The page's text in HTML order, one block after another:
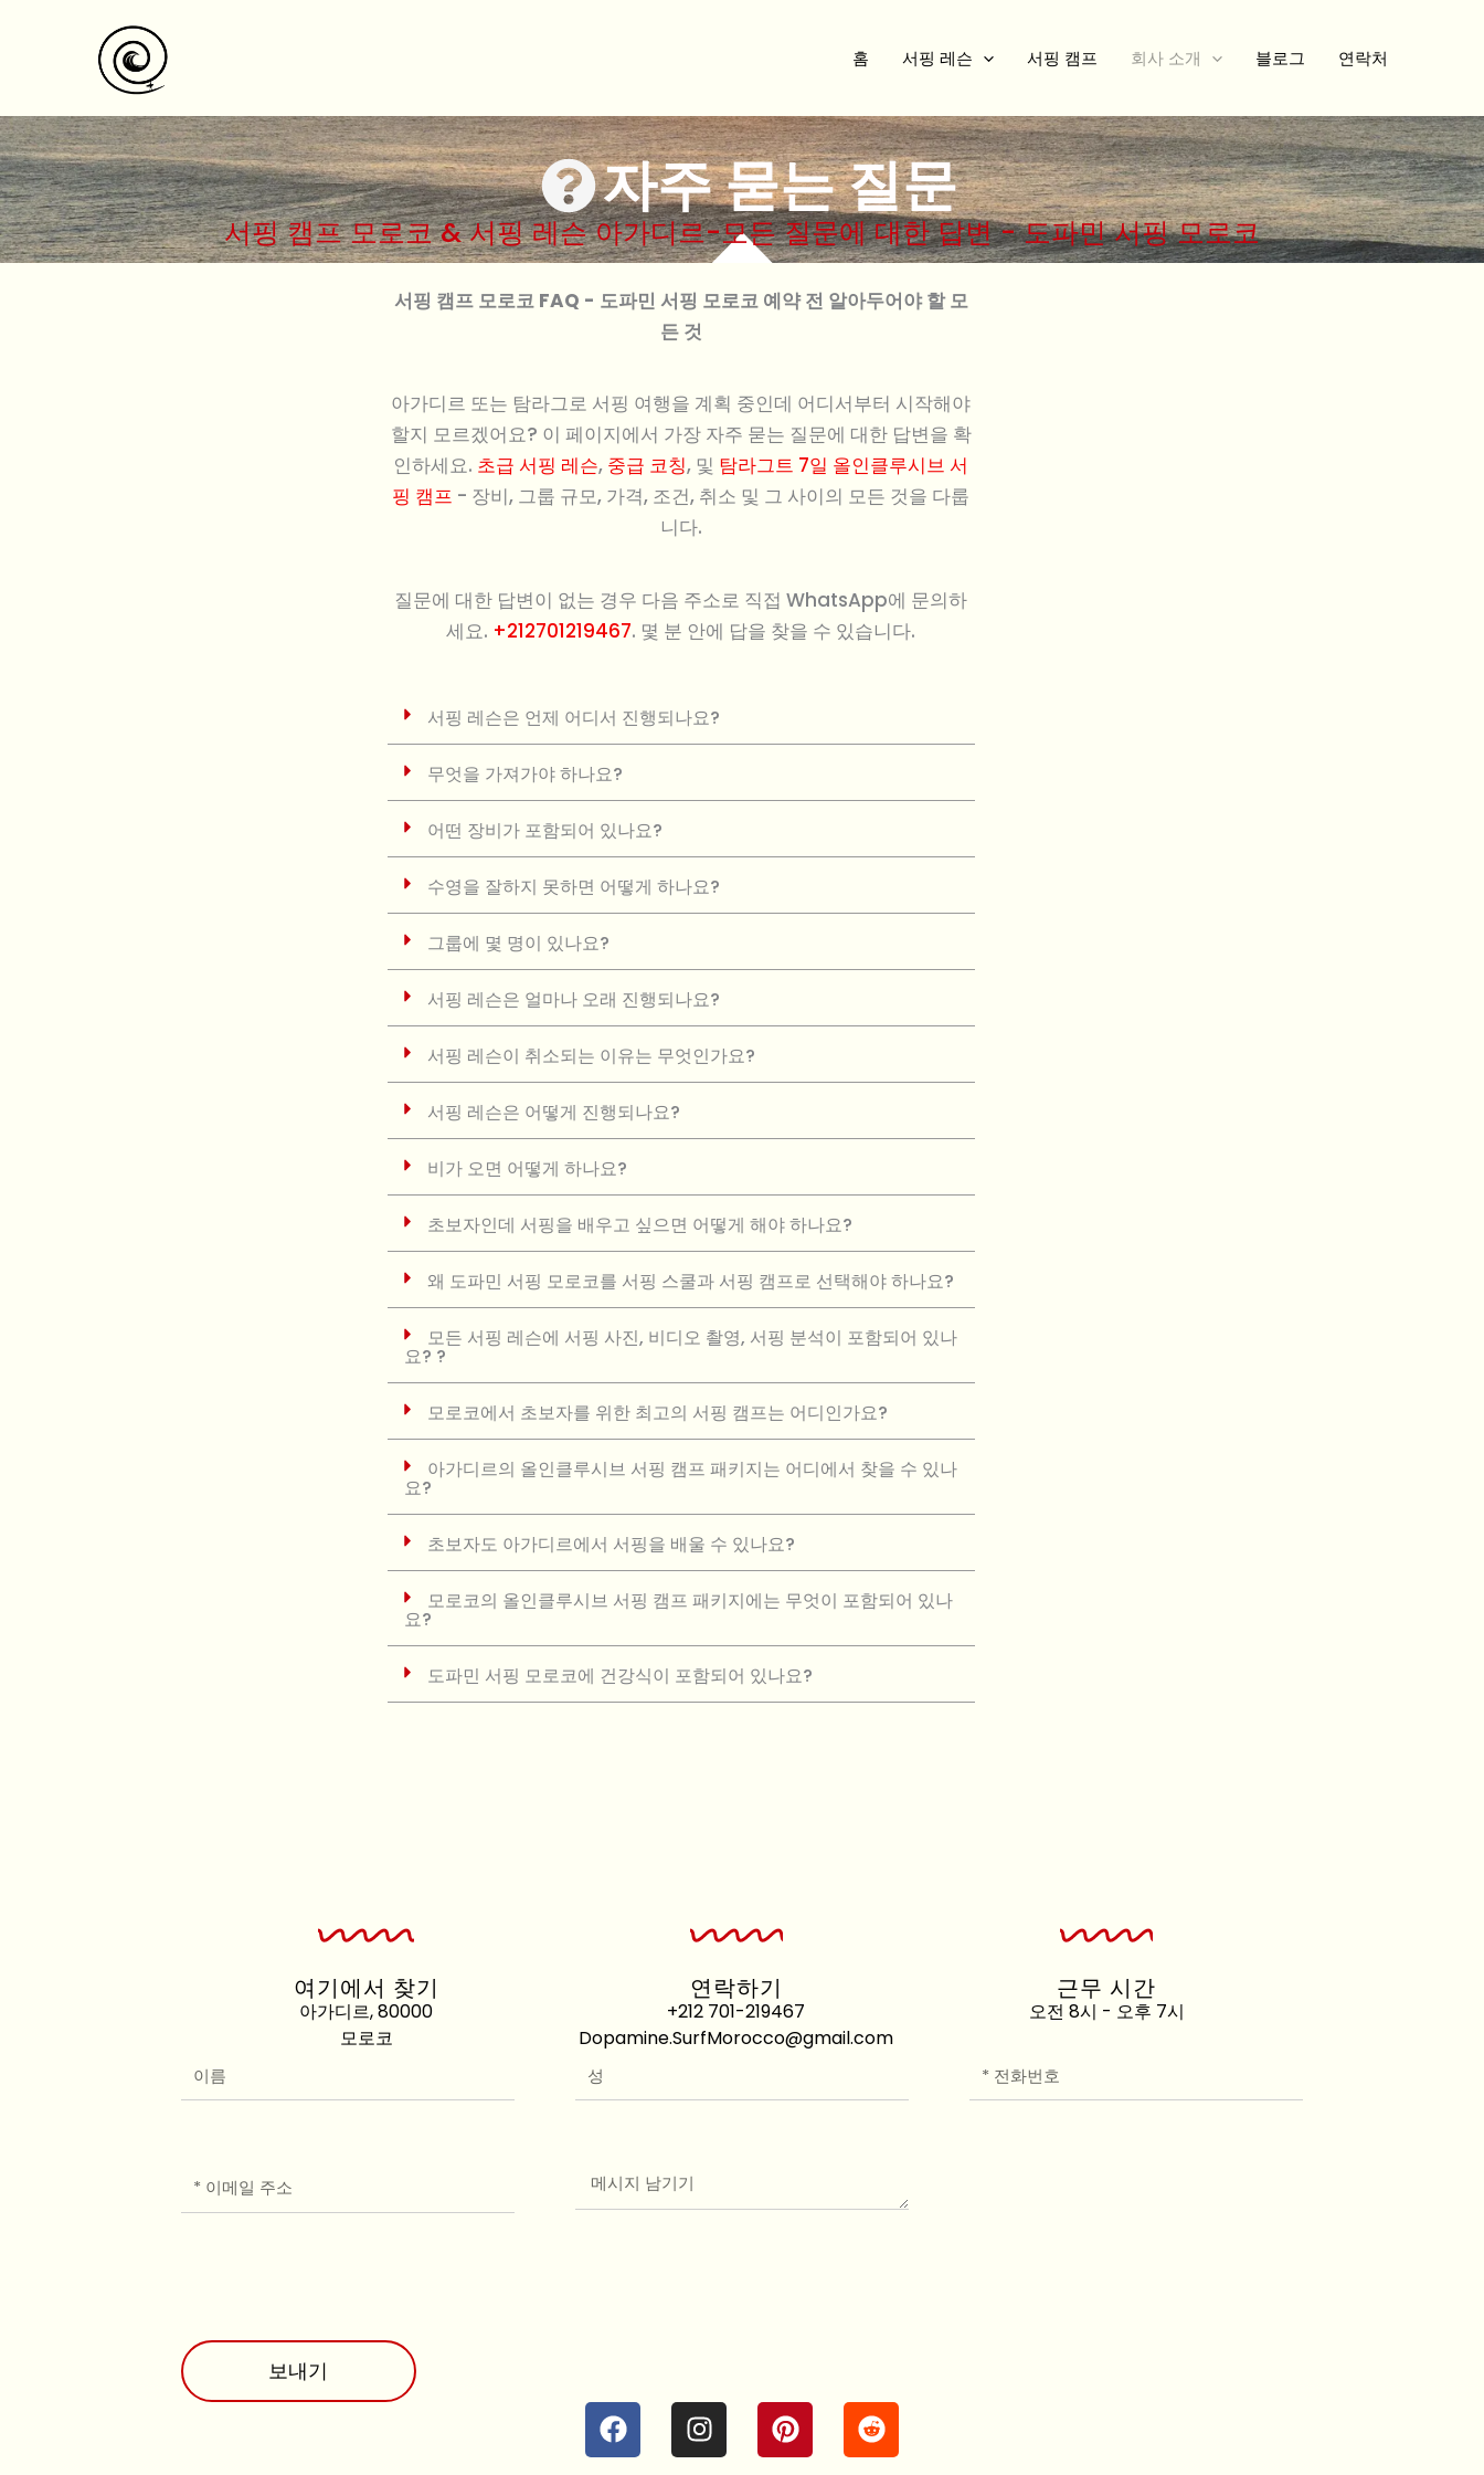
건
너
뛰
기
홈 서핑 레슨 서핑 캠프 회사 소개 블로그 연락처
자주 묻는 질문
서핑 캠프 모로코 & 서핑 레슨 아가디르-모든 질문에 대한 답변 - 도파민 서핑 모로코
서핑 캠프 모로코 FAQ - 도파민 서핑 모로코 예약 전 알아두어야 할 모
든 것
아가디르 또는 탐라그로 서핑 여행을 계획 중인데 어디서부터 시작해야
할지 모르겠어요? 이 페이지에서 가장 자주 묻는 질문에 대한 답변을 확
인하세요. 초급 서핑 레슨, 중급 코칭, 및 탐라그트 7일 올인클루시브 서
핑 캠프 - 장비, 그룹 규모, 가격, 조건, 취소 및 그 사이의 모든 것을 다룹
니다.
질문에 대한 답변이 없는 경우 다음 주소로 직접 WhatsApp에 문의하
세요. +212701219467. 몇 분 안에 답을 찾을 수 있습니다.
서핑 레슨은 언제 어디서 진행되나요?
무엇을 가져가야 하나요?
어떤 장비가 포함되어 있나요?
수영을 잘하지 못하면 어떻게 하나요?
그룹에 몇 명이 있나요?
서핑 레슨은 얼마나 오래 진행되나요?
서핑 레슨이 취소되는 이유는 무엇인가요?
서핑 레슨은 어떻게 진행되나요?
비가 오면 어떻게 하나요?
초보자인데 서핑을 배우고 싶으면 어떻게 해야 하나요?
왜 도파민 서핑 모로코를 서핑 스쿨과 서핑 캠프로 선택해야 하나요?
모든 서핑 레슨에 서핑 사진, 비디오 촬영, 서핑 분석이 포함되어 있나
요? ?
모로코에서 초보자를 위한 최고의 서핑 캠프는 어디인가요?
아가디르의 올인클루시브 서핑 캠프 패키지는 어디에서 찾을 수 있나
요?
초보자도 아가디르에서 서핑을 배울 수 있나요?
모로코의 올인클루시브 서핑 캠프 패키지에는 무엇이 포함되어 있나
요?
도파민 서핑 모로코에 건강식이 포함되어 있나요?
여기에서 찾기
아가디르, 80000
모로코
연락하기
+212 701-219467
Dopamine.SurfMorocco@gmail.com
근무 시간
오전 8시 - 오후 7시
이
름
성
전
화
이
메
메
시
보내기
F
a
인
스
P
i
R
e